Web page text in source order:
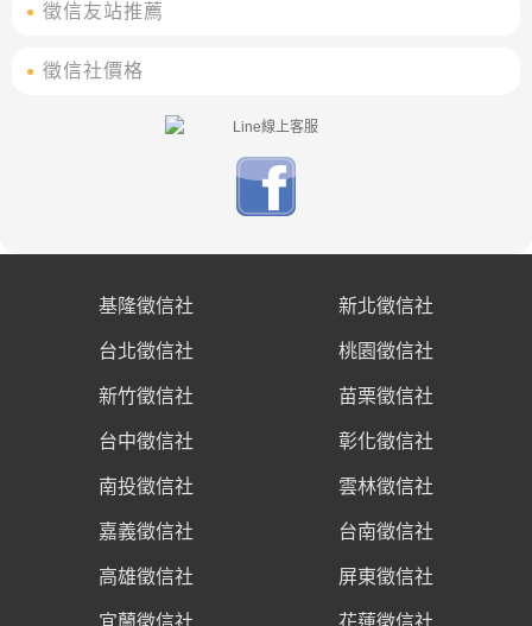
徵信友站推薦
徵信社價格
基隆徵信社 新北徵信社
台北徵信社 桃園徵信社
新竹徵信社 苗栗徵信社
台中徵信社 彰化徵信社
南投徵信社 雲林徵信社
嘉義徵信社 台南徵信社
高雄徵信社 屏東徵信社